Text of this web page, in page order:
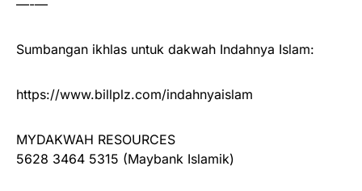
—-—
Sumbangan ikhlas untuk dakwah Indahnya Islam:
https://www.billplz.com/indahnyaislam
MYDAKWAH RESOURCES
5628 3464 5315 (Maybank Islamik)